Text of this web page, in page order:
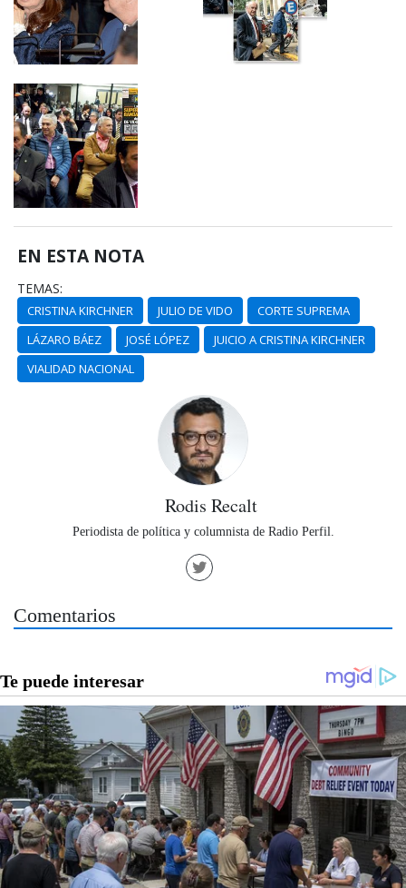
EN ESTA NOTA
TEMAS:
CRISTINA KIRCHNER JULIO DE VIDO
CORTE SUPREMA
LÁZARO BÁEZ
JOSÉ LÓPEZ
JUICIO A CRISTINA KIRCHNER
VIALIDAD NACIONAL
Rodis Recalt
Periodista de política y columnista de Radio Perfil.
Comentarios